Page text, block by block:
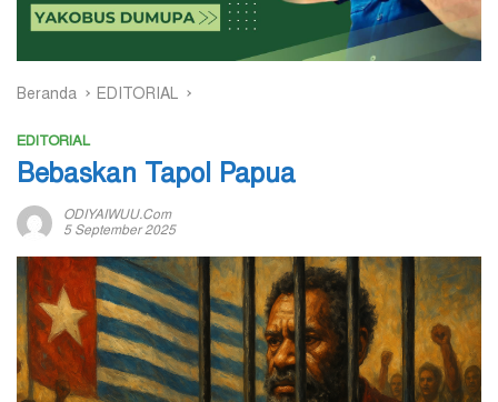
Beranda EDITORIAL
EDITORIAL
Bebaskan Tapol Papua
ODIYAIWUU.com
5 September 2025